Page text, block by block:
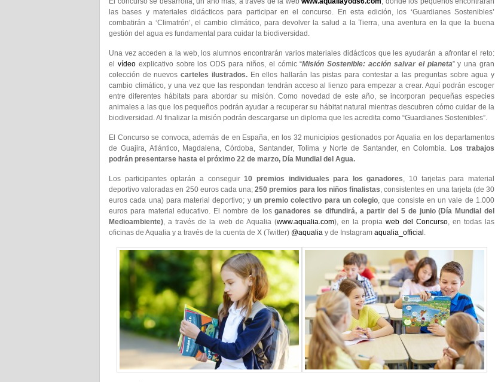
las bases y materiales didácticos para participar en el concurso. En esta edición, los ‘Guardianes Sostenibles’
combatirán a ‘Climatrón’, el cambio climático, para devolver la salud a la Tierra, una aventura en la que la buena
gestión del agua es fundamental para cuidar la biodiversidad.
Una vez acceden a la web, los alumnos encontrarán varios materiales didácticos que les ayudarán a afrontar el reto:
el vídeoexplicativo sobre los ODS para niños, el cómic “Misión Sostenible: acción salvar el planeta” y una gran
colección de nuevoscarteles ilustrados. En ellos hallarán las pistas para contestar a las preguntas sobre agua y
cambio climático, y una vez que las respondan tendrán acceso al lienzo para empezar a crear. Aquí podrán escoger
entre diferentes hábitats para abordar su misión. Como novedad de este año, se incorporan pequeñas especies
animales a las que los pequeños podrán ayudar a recuperar su hábitat natural mientras descubren cómo cuidar de la
biodiversidad. Al finalizar la misión podrán descargarse un diploma que les acredita como “Guardianes Sostenibles”.
El Concurso se convoca, además de en España, en los 32 municipios gestionados por Aqualia en los departamentos
de Guajira, Atlántico, Magdalena, Córdoba, Santander, Tolima y Norte de Santander, en Colombia. Los trabajos
podrán presentarse hasta el próximo 22 de marzo, Día Mundial del Agua.
Los participantes optarán a conseguir10 premios individuales para los ganadores, 10 tarjetas para material
deportivo valoradas en 250 euros cada una;250 premios para los niños finalistas, consistentes en una tarjeta (de 30
euros cada una) para material deportivo; y un premio colectivo para un colegio, que consiste en un vale de 1.000
euros para material educativo. El nombre de losganadores se difundirá, a partir del 5 de junio (Día Mundial del
Medioambiente), a través de la web de Aqualia (www.aqualia.com), en la propiaweb del Concurso, en todas las
oficinas de Aqualia y a través de la cuenta de X (Twitter) @aqualia y de Instagram aqualia_official .